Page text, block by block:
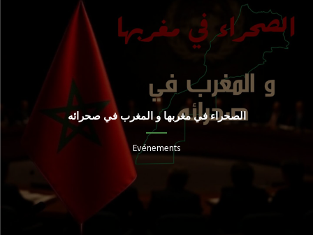
الصحراء في مغربها و المغرب في صحرائه
Evénements